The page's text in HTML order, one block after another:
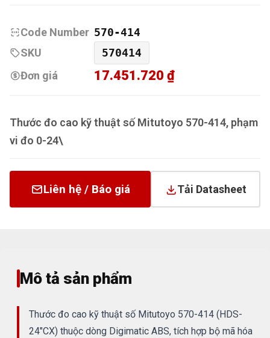
Code Number 570-414
SKU
570414
Đơn giá
17.451.720 ₫
Thước đo cao kỹ thuật số Mitutoyo 570-414, phạm
vi đo 0-24\
Liên hệ / Báo giá Tải Datasheet
Mô tả sản phẩm
Thước đo cao kỹ thuật số Mitutoyo 570-414 (HDS-
24"CX) thuộc dòng Digimatic ABS, tích hợp bộ mã hóa